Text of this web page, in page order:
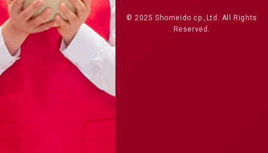
© 2025 Shomeido cp.,Ltd. All Rights
Reserved.